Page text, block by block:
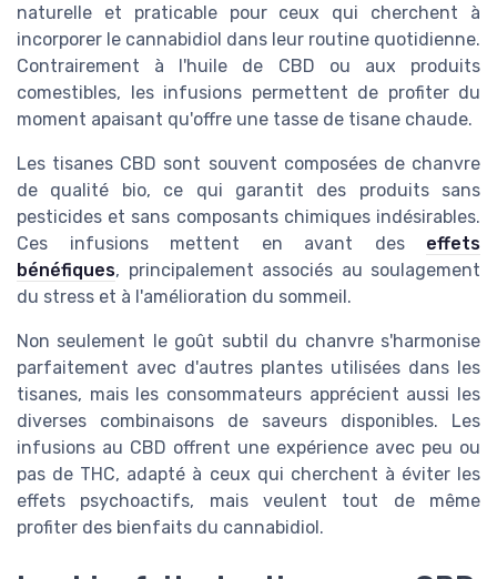
naturelle et praticable pour ceux qui cherchent à
incorporer le cannabidiol dans leur routine quotidienne.
Contrairement à l'huile de CBD ou aux produits
comestibles, les infusions permettent de profiter du
moment apaisant qu'offre une tasse de tisane chaude.
Les tisanes CBD sont souvent composées de chanvre
de qualité bio, ce qui garantit des produits sans
pesticides et sans composants chimiques indésirables.
Ces infusions mettent en avant des effets
bénéfiques, principalement associés au soulagement
du stress et à l'amélioration du sommeil.
Non seulement le goût subtil du chanvre s'harmonise
parfaitement avec d'autres plantes utilisées dans les
tisanes, mais les consommateurs apprécient aussi les
diverses combinaisons de saveurs disponibles. Les
infusions au CBD offrent une expérience avec peu ou
pas de THC, adapté à ceux qui cherchent à éviter les
effets psychoactifs, mais veulent tout de même
profiter des bienfaits du cannabidiol.